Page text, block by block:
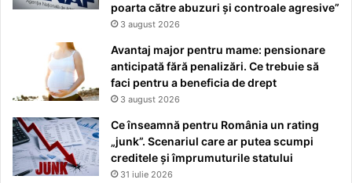
poarta către abuzuri și controale agresive”
3 august 2026
Avantaj major pentru mame: pensionare
anticipată fără penalizări. Ce trebuie să
faci pentru a beneficia de drept
3 august 2026
Ce înseamnă pentru România un rating
„junk”. Scenariul care ar putea scumpi
creditele și împrumuturile statului
31 iulie 2026